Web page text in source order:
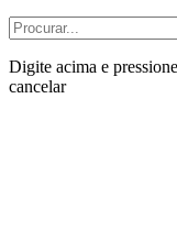
Digite acima e pressione
cancelar